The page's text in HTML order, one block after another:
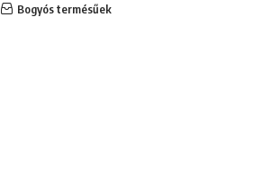
Bogyós termésűek